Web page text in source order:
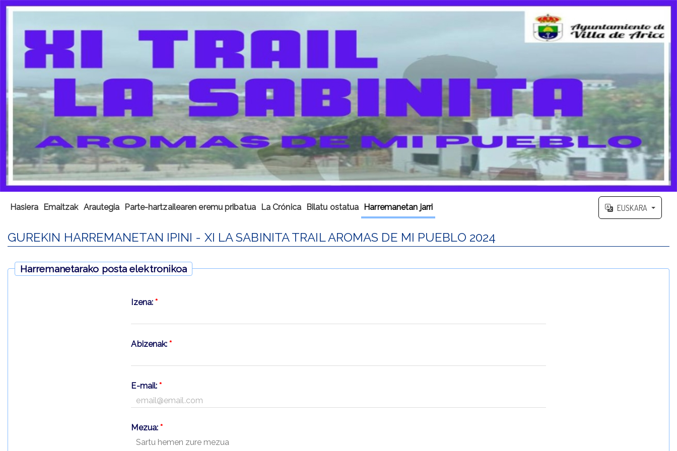
Hasiera Emaitzak Arautegia Parte-hartzailearen eremu pribatua La Crónica Bilatu ostatua Harremanetan jarri EUSKARA
GUREKIN HARREMANETAN IPINI - XI LA SABINITA TRAIL AROMAS DE MI PUEBLO 2024
Harremanetarako posta elektronikoa
Izena:*
Abizenak:*
E-mail:*
Mezua:*